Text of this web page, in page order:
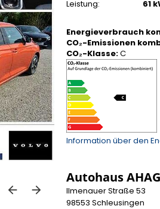
Leistung:
61
Energieverbrauch
CO₂-Emissionen
CO₂-Klasse:C
Information über den
Autohaus
Ilmenauer Straße 53
98553 Schleusingen